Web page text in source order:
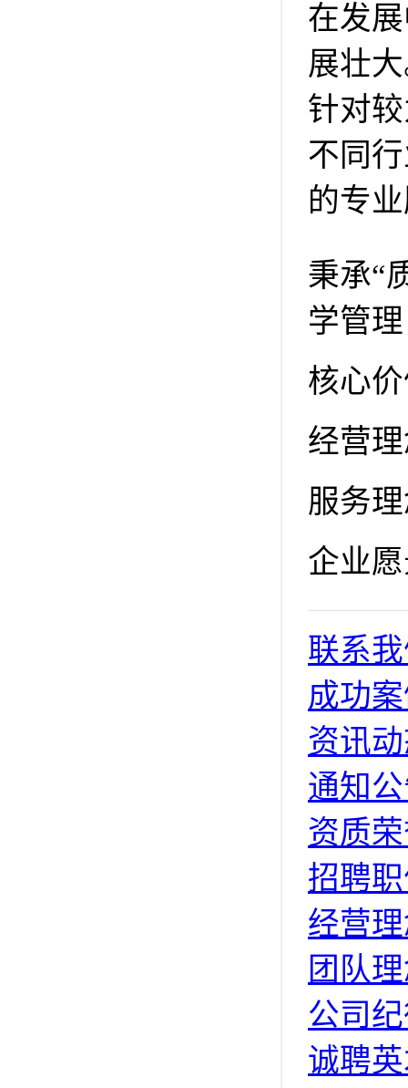
在发
展壮
针对
不同
的专
秉承“
学管
核心
经营
服务
企业
联系
成功
资讯
通知
资质
招聘
经营
团队
公司
诚聘